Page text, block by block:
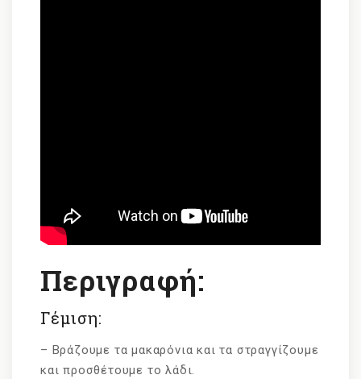
Περιγραφή:
Γέμιση:
– Βράζουμε τα μακαρόνια και τα στραγγίζουμε
και προσθέτουμε το λάδι.